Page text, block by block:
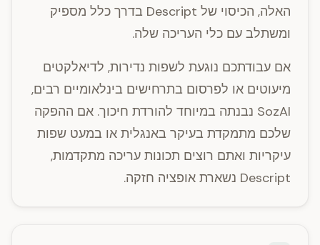
האלה, הכיסוי של Descript בדרך כלל מספיק
ומשתלב עם כלי העריכה שלה.
אם עבודתכם נוגעת לשפות נדירות, לדיאלקטים
מיעוטים או לפרסום בתרחישים בינלאומיים רבים,
SozAI נבנתה במיוחד להורדת חיכוך. אם ההפקה
שלכם מתמקדת בעיקר באנגלית או במעט שפות
עיקריות ואתם רוצים תכונות עריכה מתקדמות,
Descript נשארת אופציה חזקה.